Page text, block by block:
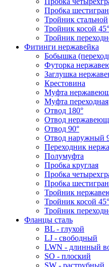
Пробка
Тройник стальной
Тройник косой 45°
Тройник
Фитинги нержавейка
Бобышка
Футорка
Заглушка
Крестовина
Муфта
Муфта переходная
Отвод 180°
Отвод
Отвод 90°
Отвод наружный
Переходник
Полумуфта
Пробка круглая
Пробка
Пробка
Тройник
Тройник косой 45°
Тройник
Фланцы сталь
BL - глухой
LJ - свободный
LWN - длинный
SO - плоский
SW - раструбный